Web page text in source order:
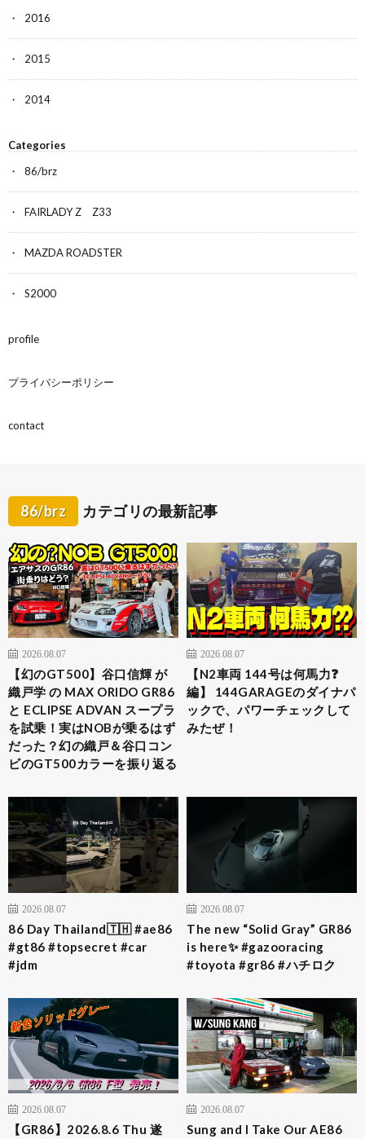
2016
2015
2014
Categories
86/brz
FAIRLADY Z Z33
MAZDA ROADSTER
S2000
profile
プライバシーポリシー
contact
86/brz カテゴリの最新記事
2026.08.07
【幻のGT500】谷口信輝 が
織戸学 の MAX ORIDO GR86
と ECLIPSE ADVAN スープラ
を試乗！実はNOBが乗るはず
だった？幻の織戸＆谷口コン
ビのGT500カラーを振り返る
2026.08.07
【N2車両 144号は何馬力❓
編】 144GARAGEのダイナパ
ックで、パワーチェックして
みたぜ！
2026.08.07
86 Day Thailand🇹🇭 #ae86
#gt86 #topsecret #car
#jdm
2026.08.07
The new “Solid Gray” GR86
is here✨ #gazooracing
#toyota #gr86 #ハチロク
2026.08.07
【GR86】2026.8.6 Thu 遂
2026.08.07
Sung and I Take Our AE86